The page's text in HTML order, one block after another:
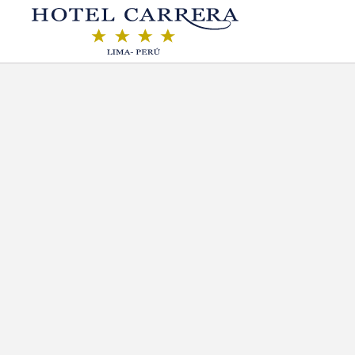
Junior Suite Twin Superior of Hotel Carrera in Lima. Official Website.